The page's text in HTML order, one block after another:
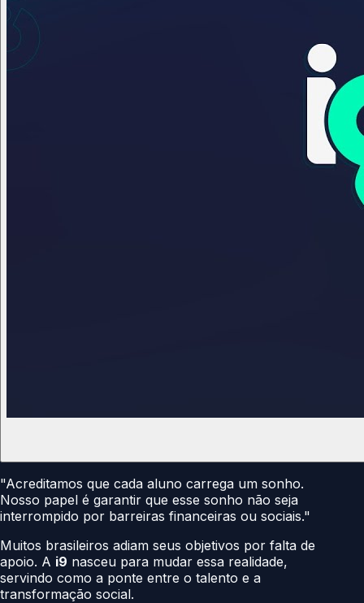
"Acreditamos que cada aluno carrega um sonho.
Nosso papel é garantir que esse sonho não seja
interrompido por barreiras financeiras ou sociais."
Muitos brasileiros adiam seus objetivos por falta de
apoio. A i9 nasceu para mudar essa realidade,
servindo como a ponte entre o talento e a
transformação social.